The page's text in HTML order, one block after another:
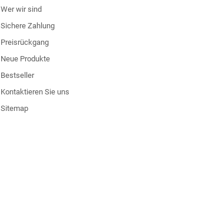
Wer wir sind
Sichere Zahlung
Preisrückgang
Neue Produkte
Bestseller
Kontaktieren Sie uns
Sitemap